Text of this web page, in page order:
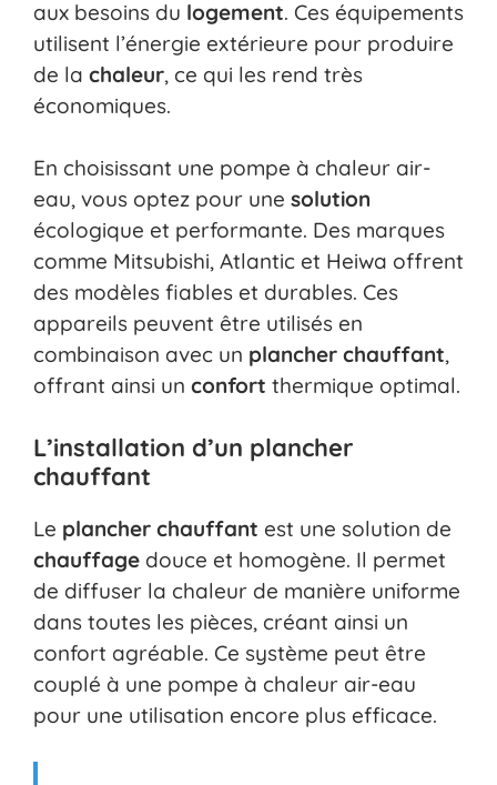
aux besoins du logement. Ces équipements
utilisent l’énergie extérieure pour produire
de la chaleur, ce qui les rend très
économiques.
En choisissant une pompe à chaleur air-
eau, vous optez pour une solution
écologique et performante. Des marques
comme Mitsubishi, Atlantic et Heiwa offrent
des modèles fiables et durables. Ces
appareils peuvent être utilisés en
combinaison avec un plancher chauffant,
offrant ainsi un confort thermique optimal.
L’installation d’un plancher
chauffant
Le plancher chauffant est une solution de
chauffage douce et homogène. Il permet
de diffuser la chaleur de manière uniforme
dans toutes les pièces, créant ainsi un
confort agréable. Ce système peut être
couplé à une pompe à chaleur air-eau
pour une utilisation encore plus efficace.